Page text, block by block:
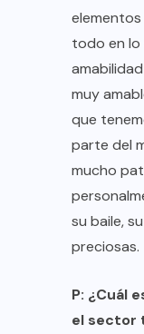
todo en lo
muy
que
parte del
mucho
su baile,
preciosas.
P: ¿Cuál
el sector